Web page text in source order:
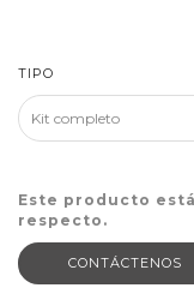
TIPO
Este producto
respecto.
CONTÁCTENOS